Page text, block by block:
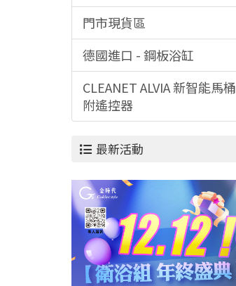
門市現貨區
德國進口 - 鋼板浴缸
CLEANET ALVIA 新智能馬桶
附遙控器
最新活動